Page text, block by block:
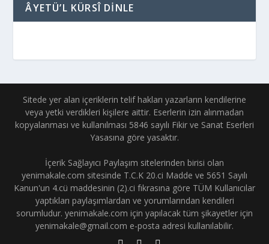
ÂYETÜ’L KÜRSÎ DINLE
Sitede yer alan içeriklerin telif hakları yazarların kendilerine
veya yetki verdikleri kişilere aittir. Eserlerin izin alınmadan
kopyalanması ve kullanılması 5846 sayılı Fikir ve Sanat Eserleri
Yasasına göre yasaktır.
İçerik Sağlayıcı Paylaşım sitelerinden birisi olan
yenimakale.com sitesinde T.C.K 20.ci Madde ve 5651 Sayılı
Kanun'un 4.cü maddesinin (2).ci fıkrasına göre TÜM Kullanıcılar
yaptıkları paylaşımlardan ve yorumlarından kendileri
sorumludur. yenimakale.com için yapılacak tüm şikayetler için
yenimakale@gmail.com e-posta adresi kullanılabilir.